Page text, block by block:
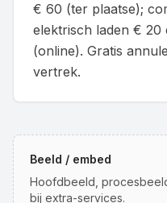
€ 60 (ter plaatse);
elektrisch laden € 20
(online). Gratis
vertrek.
Beeld / embed
Hoofdbeeld,
bij extra-services.